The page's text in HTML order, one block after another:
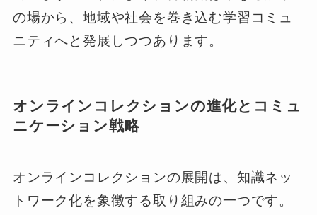
の場から、地域や社会を巻き込む学習コミュ
ニティへと発展しつつあります。
オンラインコレクションの進化とコミュ
ニケーション戦略
オンラインコレクションの展開は、知識ネッ
トワーク化を象徴する取り組みの一つです。